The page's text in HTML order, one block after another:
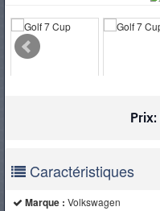
Prix:
Caractéristiques
Marque : Volkswagen